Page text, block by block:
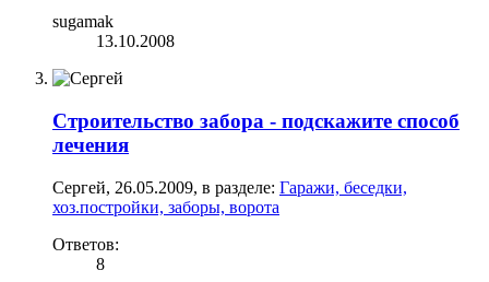
sugamak
13.10.2008
Строительство забора - подскажите способ
лечения
Сергей, 26.05.2009, в разделе: Гаражи, беседки,
хоз.постройки, заборы, ворота
Ответов:
8